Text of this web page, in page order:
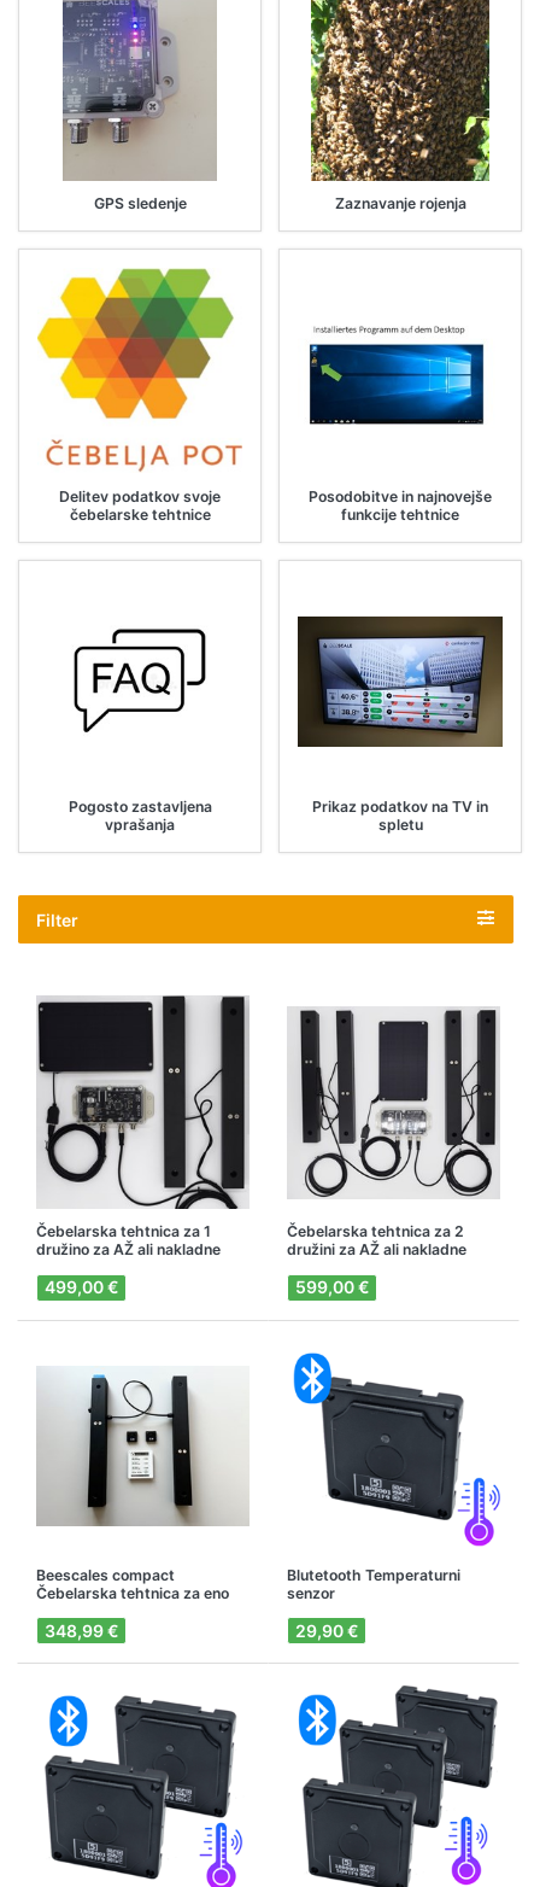
GPS sledenje Zaznavanje rojenja
Delitev podatkov svoje
čebelarske tehtnice
Posodobitve in najnovejše
funkcije tehtnice
Pogosto zastavljena
vprašanja
Prikaz podatkov na TV in
spletu
Filter
Čebelarska tehtnica za 1
družino za AŽ ali nakladne
499,00 €
Čebelarska tehtnica za 2
družini za AŽ ali nakladne
599,00 €
Beescales compact
Čebelarska tehtnica za eno
348,99 €
Blutetooth Temperaturni
senzor
29,90 €